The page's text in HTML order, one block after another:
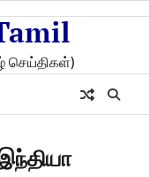
செய்திகள்)